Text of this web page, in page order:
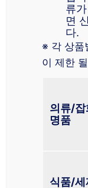
류
면
다.
※ 각 상품
이 제한
의류/
명품
식품/